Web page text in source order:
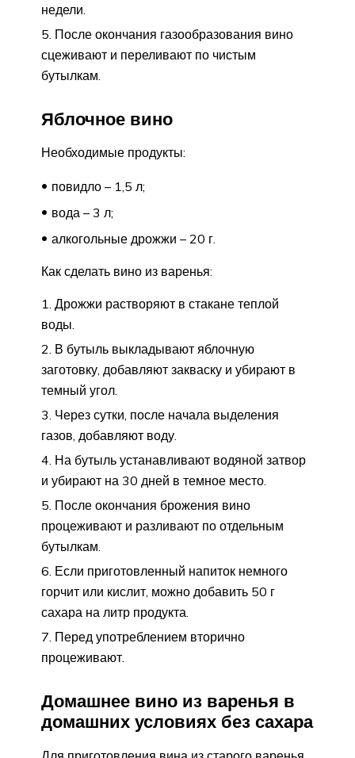
недели.
После окончания газообразования вино
сцеживают и переливают по чистым
бутылкам.
Яблочное вино
Необходимые продукты:
повидло – 1,5 л;
вода – 3 л;
алкогольные дрожжи – 20 г.
Как сделать вино из варенья:
Дрожжи растворяют в стакане теплой
воды.
В бутыль выкладывают яблочную
заготовку, добавляют закваску и убирают в
темный угол.
Через сутки, после начала выделения
газов, добавляют воду.
На бутыль устанавливают водяной затвор
и убирают на 30 дней в темное место.
После окончания брожения вино
процеживают и разливают по отдельным
бутылкам.
Если приготовленный напиток немного
горчит или кислит, можно добавить 50 г
сахара на литр продукта.
Перед употреблением вторично
процеживают.
Домашнее вино из варенья в
домашних условиях без сахара